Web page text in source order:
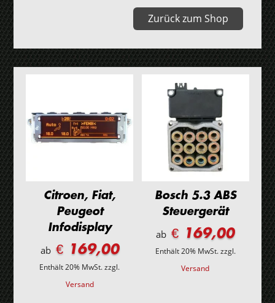
Zurück zum Shop
Citroen, Fiat,
Peugeot
Infodisplay
ab€ 169,00
Enthält 20% MwSt.zzgl.
Versand
Bosch 5.3 ABS
Steuergerät
ab € 169,00
Enthält 20% MwSt.zzgl.
Versand